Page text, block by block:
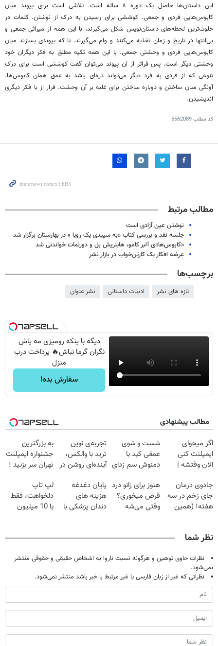
این داستان‌ها حاصل یک دوره ۸ ساله است. تلاشی است برای پیوند میان
کابوس‌هایی فردی و جمعی. کوششی برای رسیدن به درک از نوشتن. کلمات در
خلوت‌ترین لحظه‌های داستان‌نویس شکل می‌گیرند، با این همه از میراثی جمعی و
بی‌انتها در تاریخ و زمان تغذیه می‌کنند و وام می‌گیرند. تا که پیوندی بسازند میان
کابوس‌هایی فردی و وحشتی جمعی. با این همه تکیه مطلق به فکر دیگران خود
وحشتی دیگر است. پس فراتر از آن پیوند می‌توان گفت کوششی است برای درک
تنوعی که از فردی به فرد دیگر می‌تواند دره‌ای باشد به عمق همان کابوس‌ها.
آونگی میان ساختن و دوباره ساختن برای غلبه بر آن وحشت. فرار از با فکر دیگری
اندیشیدن.
کد مطلب5562089
مطالب مرتبط
نوشتن عین آزادی است
جلسه نقد و بررسی کتاب «به سپیدی یک رویا » در بهارستان برگزار شد
«کابوس‌ها»ی آلبر کامو، هاینریش بل و دورنمات خواندنی شد
عرضه افکار یک‌ کارتن‌خواب در بازار نشر
برچسب‌ها
تازه های نشر ادبیات داستانی نشر عنوان
دیگه با پنکه رومیزی مه پاش
نگران گرما نباش🔥 پرداخت درب
منزل
سفارش بده!
مطالب پیشنهادی
اگر میخوای
ایمپلنت کنی
الان وقتشه |
میلیون تومان!!!
شست و شوی
عمقی کبد با
دمنوش سم زدای
تجربه‌ی نوین
ترید با والکس،
آینده‌ای روشن در
به بزرگترین
جشنواره ایمپلنت
تهران سر بزنید !
میلیون !
جادوی درمان
جای زخم در سه
هفته! (همین
هنوز برای زانو درد
قرص میخوری؟
وقتی می‌شه
پایان دغدغه
هزینه های
دندان پزشکی با
لپ تاپ
دلخواهت، فقط
با 10 میلیون
نظر شما
نظرات حاوی توهین و هرگونه نسبت ناروا به اشخاص حقیقی و حقوقی منتشر
نمی‌شود.
نظراتی که غیر از زبان فارسی یا غیر مرتبط با خبر باشد منتشر نمی‌شود.